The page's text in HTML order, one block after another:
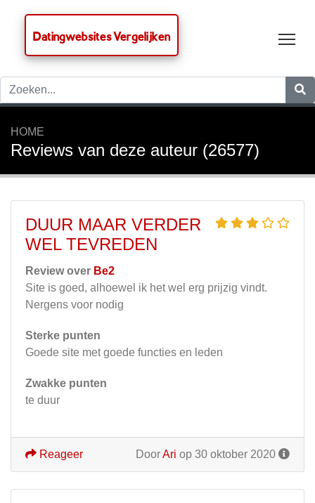
Datingwebsites Vergelijken
HOME
Reviews van deze auteur (26577)
DUUR MAAR VERDER
WEL TEVREDEN
Review over Be2
Site is goed, alhoewel ik het wel erg prijzig vindt.
Nergens voor nodig
Sterke punten
Goede site met goede functies en leden
Zwakke punten
te duur
DoorAri op 30 oktober 2020
Reageer